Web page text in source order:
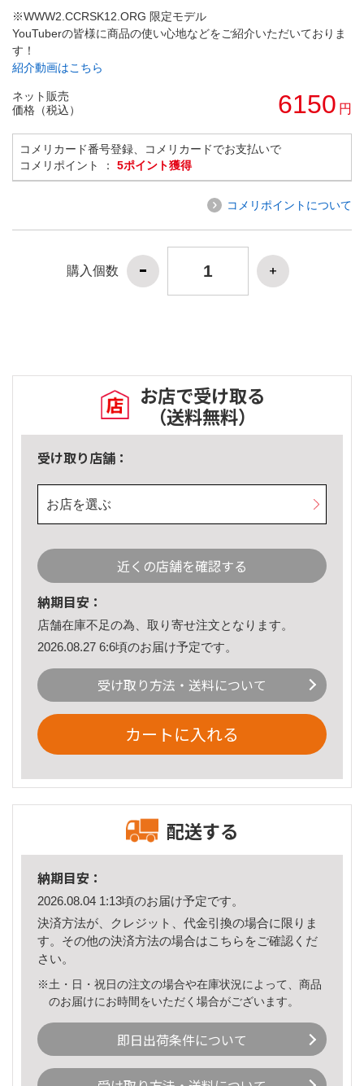
※WWW2.CCRSK12.ORG 限定モデル
YouTuberの皆様に商品の使い心地などをご紹介いただいておりま
す！
紹介動画はこちら
ネット販売
価格（税込）
6150 円
コメリカード番号登録、コメリカードでお支払いで
コメリポイント ： 5ポイント獲得
コメリポイントについて
購入個数
お店で受け取る
（送料無料）
受け取り店舗：
お店を選ぶ
近くの店舗を確認する
納期目安：
店舗在庫不足の為、取り寄せ注文となります。
2026.08.27 6:6頃のお届け予定です。
受け取り方法・送料について
カートに入れる
配送する
納期目安：
2026.08.04 1:13頃のお届け予定です。
決済方法が、クレジット、代金引換の場合に限りま
す。その他の決済方法の場合はこちら をご確認くだ
さい。
※土・日・祝日の注文の場合や在庫状況によって、商品
のお届けにお時間をいただく場合がございます。
即日出荷条件について